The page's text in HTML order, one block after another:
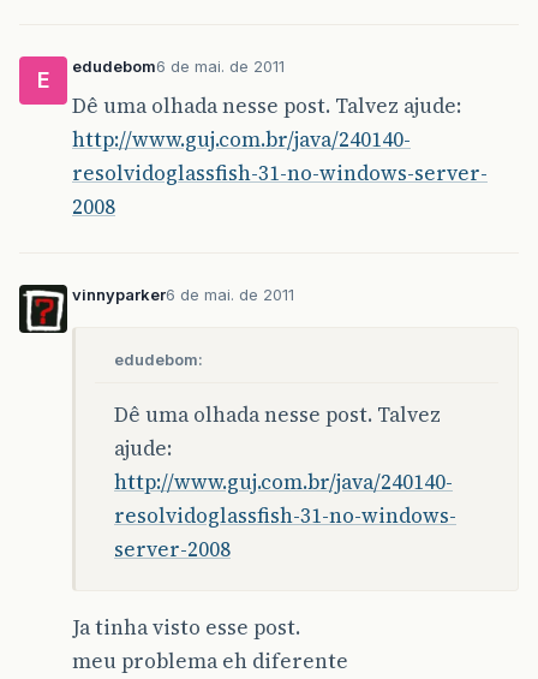
E
edudebom6 de mai. de 2011
Dê uma olhada nesse post. Talvez ajude:
http://www.guj.com.br/java/240140-
resolvidoglassfish-31-no-windows-server-
2008
vinnyparker6 de mai. de 2011
edudebom:
Dê uma olhada nesse post. Talvez
ajude:
http://www.guj.com.br/java/240140-
resolvidoglassfish-31-no-windows-
server-2008
Ja tinha visto esse post.
meu problema eh diferente